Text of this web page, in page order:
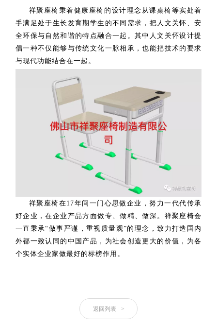
祥聚座椅秉着健康座椅的设计理念从课桌椅等实处着
手满足处于生长发育期学生的不同需求，把人文关怀、安
全环保与自然和谐的特点融合一起。其中人文关怀设计提
倡一种不仅能够与传统文化一脉相承，也能把技术的要求
与现代功能结合在一起。
祥聚座椅在17年间一门心思做企业，努力一代代传承
好企业，在企业产品方面做专、做精、做深。祥聚座椅会
一直秉承“做事严谨，重视质量观”的理念，致力打造国内
外都一致认同的中国产品，为社会创造更大的价值，为各
个实体企业家做最好的标榜作用。
返回列表 >